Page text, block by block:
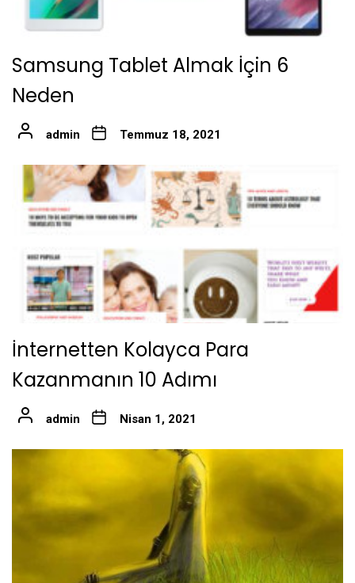
Samsung Tablet Almak İçin 6
Neden
admin Temmuz 18, 2021
İnternetten Kolayca Para
Kazanmanın 10 Adımı
admin Nisan 1, 2021